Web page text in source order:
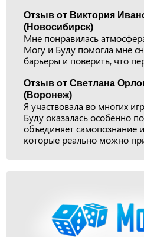
Отзыв от Виктория
(Новосибирск)
Мне понравилась
Могу и Буду помогла мне
барьеры и поверить, что
Отзыв от Светлана
(Воронеж)
Я участвовала во многих
Буду оказалась особенно
объединяет самопознание
которые реально можно